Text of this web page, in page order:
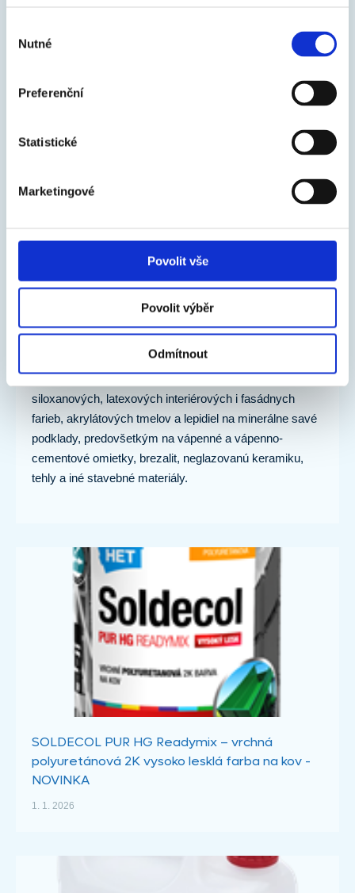
souhlasu
Nutné
Preferenční
Statistické
Marketingové
Povolit vše
Povolit výběr
Odmítnout
moderný dizajn obalu
AT-GRUND ACTIVE – univerzálny hĺbkový
penetračný náter ošetrený proti plesniam -
NOVINKA
Používa sa pred aplikáciou akrylátových, silikónových,
siloxanových, latexových interiérových i fasádnych
farieb, akrylátových tmelov a lepidiel na minerálne savé
podklady, predovšetkým na vápenné a vápenno-
cementové omietky, brezalit, neglazovanú keramiku,
tehly a iné stavebné materiály.
SOLDECOL PUR HG Readymix – vrchná
polyuretánová 2K vysoko lesklá farba na kov -
NOVINKA
1. 1. 2026